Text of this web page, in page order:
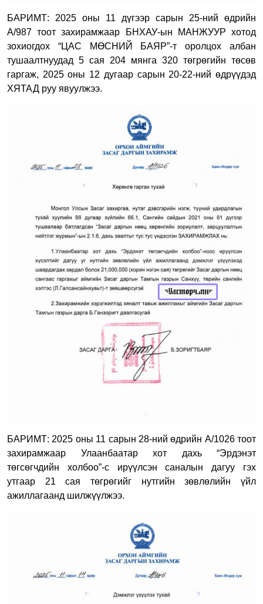
БАРИМТ: 2025 оны 11 дүгээр сарын 25-ний өдрийн
А/987 тоот захирамжаар БНХАУ-ын МАНЖУУР хотод
зохиогдох “ЦАС МӨСНИЙ БАЯР”-т оролцох албан
тушаалтнуудад 5 сая 204 мянга 320 төгрөгийн төсөв
гаргаж, 2025 оны 12 дугаар сарын 20-22-ний өдрүүдэд
ХЯТАД руу явуулжээ.
БАРИМТ: 2025 оны 11 сарын 28-ний өдрийн А/1026 тоот
захирамжаар Улаанбаатар хот дахь “Эрдэнэт
төгсөгчдийн холбоо”-с ирүүлсэн саналын дагуу гэх
утгаар 21 сая төгрөгийг нутгийн зөвлөлийн үйл
ажиллагаанд шилжүүлжээ.